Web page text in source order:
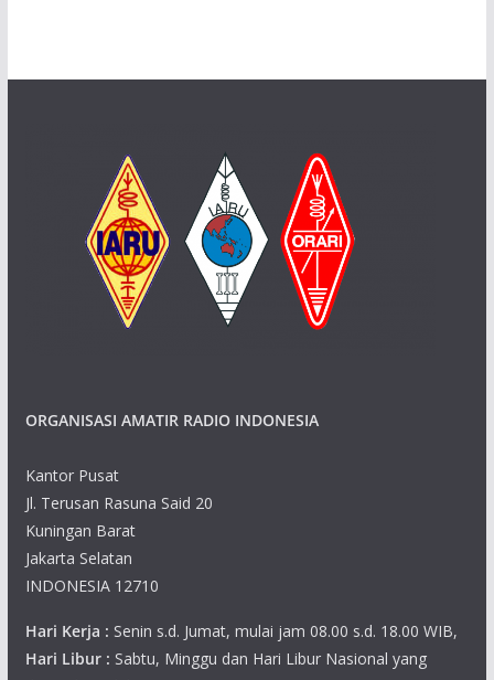
ORGANISASI AMATIR RADIO INDONESIA
Kantor Pusat
Jl. Terusan Rasuna Said 20
Kuningan Barat
Jakarta Selatan
INDONESIA 12710
Hari Kerja : Senin s.d. Jumat, mulai jam 08.00 s.d. 18.00 WIB,
Hari Libur : Sabtu, Minggu dan Hari Libur Nasional yang